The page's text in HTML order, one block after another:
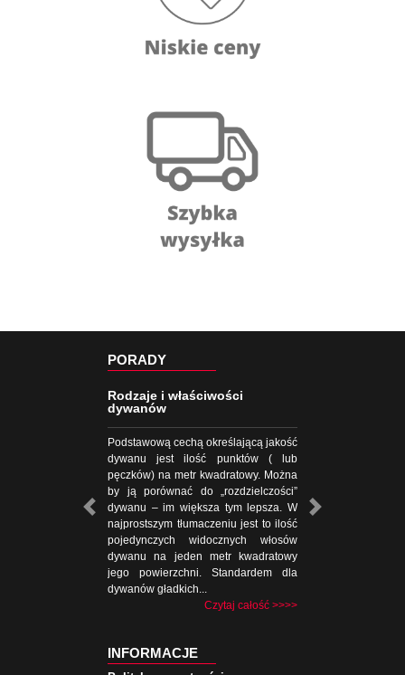
PORADY
Rodzaje i właściwości
dywanów
Podstawową cechą określającą jakość
dywanu jest ilość punktów ( lub
pęczków) na metr kwadratowy. Można
by ją porównać do „rozdzielczości”
dywanu – im większa tym lepsza. W
najprostszym tłumaczeniu jest to ilość
pojedynczych widocznych włosów
dywanu na jeden metr kwadratowy
jego powierzchni. Standardem dla
dywanów gładkich...
Czytaj całość >>>>
INFORMACJE